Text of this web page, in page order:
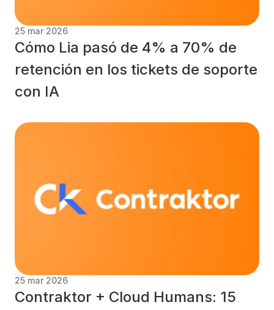
25 mar 2026
Cómo Lia pasó de 4% a 70% de
retención en los tickets de soporte
con IA
25 mar 2026
Contraktor + Cloud Humans: 15